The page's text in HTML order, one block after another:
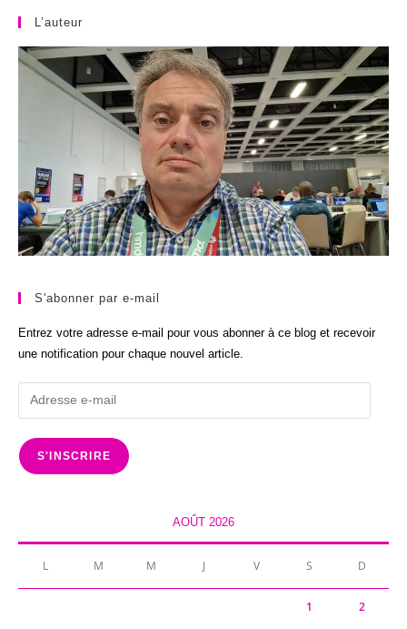
L’auteur
S'abonner par e-mail
Entrez votre adresse e-mail pour vous abonner à ce blog et recevoir
une notification pour chaque nouvel article.
Adresse
e-
mail
S'INSCRIRE
AOÛT 2026
L M M J V S D
1 2